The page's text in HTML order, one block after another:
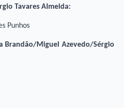
Tavares Almeida:
Punhos
Brandão/Miguel Azevedo/Sérgio